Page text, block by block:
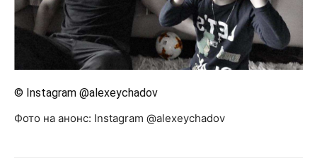
© Instagram @alexeychadov
Фото на анонс: Instagram @alexeychadov